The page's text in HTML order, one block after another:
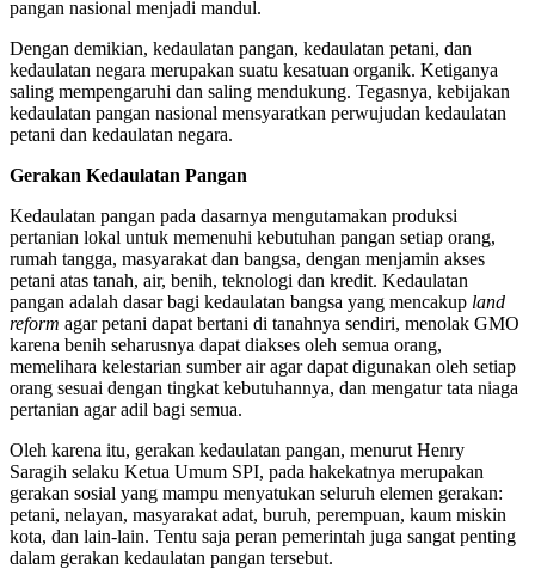
pangan nasional menjadi mandul.
Dengan demikian, kedaulatan pangan, kedaulatan petani, dan
kedaulatan negara merupakan suatu kesatuan organik. Ketiganya
saling mempengaruhi dan saling mendukung. Tegasnya, kebijakan
kedaulatan pangan nasional mensyaratkan perwujudan kedaulatan
petani dan kedaulatan negara.
Gerakan Kedaulatan Pangan
Kedaulatan pangan pada dasarnya mengutamakan produksi
pertanian lokal untuk memenuhi kebutuhan pangan setiap orang,
rumah tangga, masyarakat dan bangsa, dengan menjamin akses
petani atas tanah, air, benih, teknologi dan kredit. Kedaulatan
pangan adalah dasar bagi kedaulatan bangsa yang mencakup land
reform agar petani dapat bertani di tanahnya sendiri, menolak GMO
karena benih seharusnya dapat diakses oleh semua orang,
memelihara kelestarian sumber air agar dapat digunakan oleh setiap
orang sesuai dengan tingkat kebutuhannya, dan mengatur tata niaga
pertanian agar adil bagi semua.
Oleh karena itu, gerakan kedaulatan pangan, menurut Henry
Saragih selaku Ketua Umum SPI, pada hakekatnya merupakan
gerakan sosial yang mampu menyatukan seluruh elemen gerakan:
petani, nelayan, masyarakat adat, buruh, perempuan, kaum miskin
kota, dan lain-lain. Tentu saja peran pemerintah juga sangat penting
dalam gerakan kedaulatan pangan tersebut.